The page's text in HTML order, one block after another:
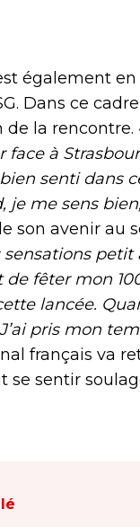
également
Dans ce
de la rencontre.
face à
senti dans
je me sens
son avenir au
petit
de fêter mon
lancée.
pris mon
français va
se sentir